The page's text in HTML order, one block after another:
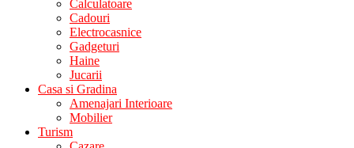
Calculatoare
Cadouri
Electrocasnice
Gadgeturi
Haine
Jucarii
Casa si Gradina
Amenajari Interioare
Mobilier
Turism